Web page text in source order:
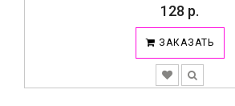
128 р.
ЗАКАЗАТЬ